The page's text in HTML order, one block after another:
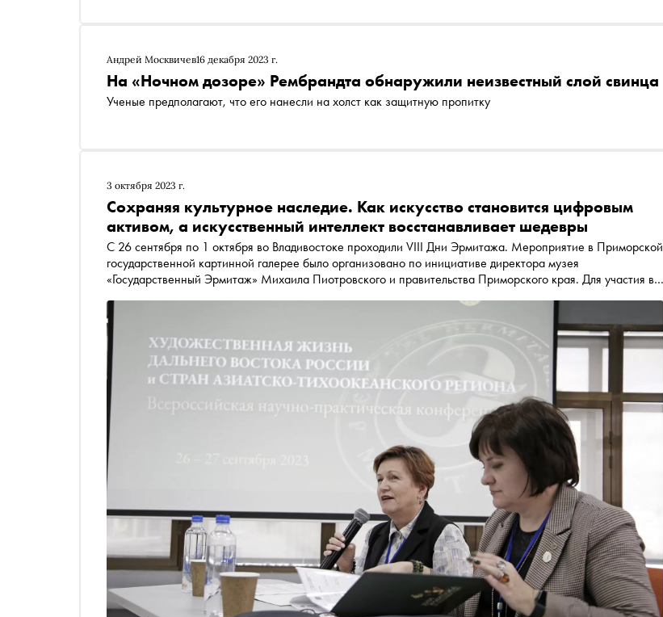
Андрей Москвичев16 декабря 2023 г.
На «Ночном дозоре» Рембрандта обнаружили неизвестный слой свинца
Ученые предполагают, что его нанесли на холст как защитную пропитку
3 октября 2023 г.
Сохраняя культурное наследие. Как искусство становится цифровым
активом, а искусственный интеллект восстанавливает шедевры
С 26 сентября по 1 октября во Владивостоке проходили VIII Дни Эрмитажа. Мероприятие в Приморской
государственной картинной галерее было организовано по инициативе директора музея
«Государственный Эрмитаж» Михаила Пиотровского и правительства Приморского края. Для участия в
на встрече и как совместный проект музея, компании «Интеррос» и российской платформы «Атомайз»
«Цифровое искусство» помогает реставраторам сохранять и восстанавливать шедевры живописи